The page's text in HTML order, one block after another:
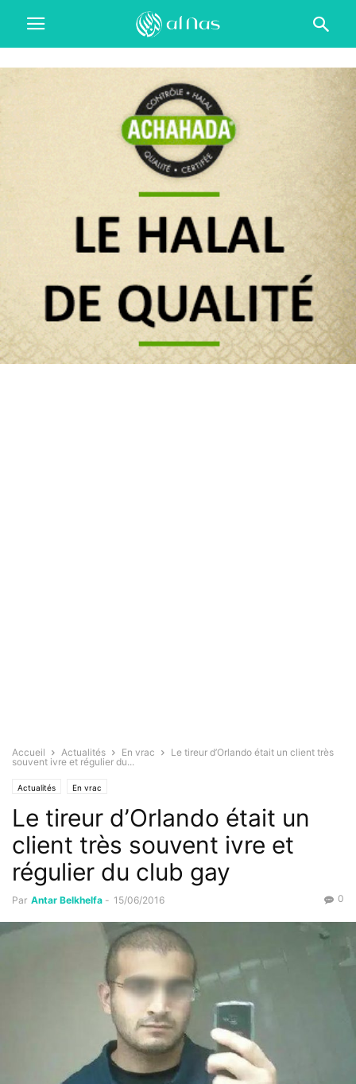
Accueil Actualités En vrac
Le tireur d’Orlando était un client très
souvent ivre et régulier du...
Actualités En vrac
Le tireur d’Orlando était un
client très souvent ivre et
régulier du club gay
Par Antar Belkhelfa - 15/06/2016 0